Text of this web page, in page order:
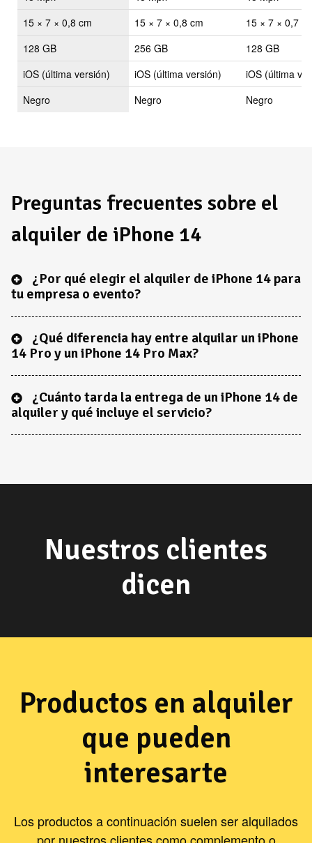
Dimensiones
15 × 7 × 0,8 cm 15 × 7 × 0,8 cm
15 × 7 × 0,7
Almac.
128 GB 256 GB
128 GB
S. Operativo
iOS (última versión) iOS (última versión)
iOS (última
Color
Negro Negro Negro
Preguntas frecuentes sobre el
alquiler de iPhone 14
¿Por qué elegir el alquiler de iPhone 14 para
tu empresa o evento?
¿Qué diferencia hay entre alquilar un iPhone
14 Pro y un iPhone 14 Pro Max?
¿Cuánto tarda la entrega de un iPhone 14 de
alquiler y qué incluye el servicio?
Nuestros clientes
dicen
Productos en alquiler
que pueden
interesarte
Los productos a continuación suelen ser alquilados